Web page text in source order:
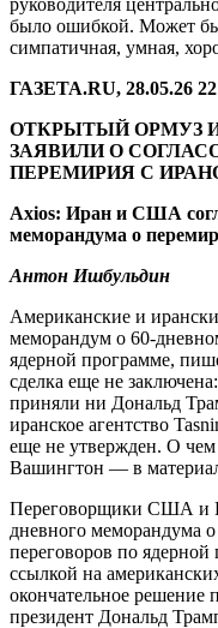
было ошибкой. Может
симпатичная, умная,
ГАЗЕТА.RU, 28.05.26
ОТКРЫТЫЙ ОРМУЗ
ЗАЯВИЛИ О
ПЕРЕМИРИЯ С
Axios: Иран и США
меморандума о
Антон Ишбульдин
Американские и
меморандум о 60-
ядерной программе,
сделка еще не
приняли ни Дональд
иранское агентство
еще не утвержден. О чем
Вашингтон — в
Переговорщики США и
дневного меморандума
переговоров по
ссылкой на
окончательное решение
президент Дональд